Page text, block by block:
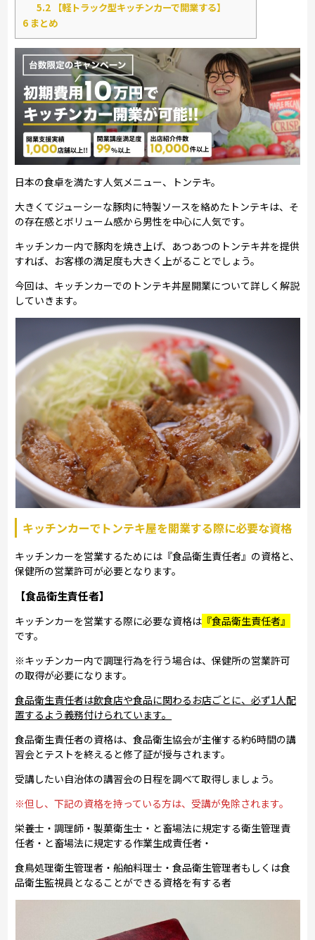
5.2 【軽トラック型キッチンカーで開業する】
6 まとめ
日本の食卓を満たす人気メニュー、トンテキ。
大きくてジューシーな豚肉に特製ソースを絡めたトンテキは、そ
の存在感とボリューム感から男性を中心に人気です。
キッチンカー内で豚肉を焼き上げ、あつあつのトンテキ丼を提供
すれば、お客様の満足度も大きく上がることでしょう。
今回は、キッチンカーでのトンテキ丼屋開業について詳しく解説
していきます。
キッチンカーでトンテキ屋を開業する際に必要な資格
キッチンカーを営業するためには『食品衛生責任者』の資格と、
保健所の営業許可が必要となります。
【食品衛生責任者】
キッチンカーを営業する際に必要な資格は 『食品衛生責任者』
です。
※キッチンカー内で調理行為を行う場合は、保健所の営業許可
の取得が必要になります。
食品衛生責任者は飲食店や食品に関わるお店ごとに、必ず1人配
置するよう義務付けられています。
食品衛生責任者の資格は、食品衛生協会が主催する約6時間の講
習会とテストを終えると修了証が授与されます。
受講したい自治体の講習会の日程を調べて取得しましょう。
※但し、下記の資格を持っている方は、受講が免除されます。
栄養士・調理師・製菓衛生士・と畜場法に規定する衛生管理責
任者・と畜場法に規定する作業生成責任者・
食鳥処理衛生管理者・船舶料理士・食品衛生管理者もしくは食
品衛生監視員となることができる資格を有する者